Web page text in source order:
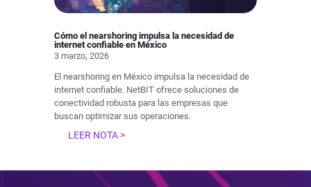
Cómo el nearshoring impulsa la necesidad de
internet confiable en México
3 marzo, 2026
El nearshoring en México impulsa la necesidad de
internet confiable. NetBIT ofrece soluciones de
conectividad robusta para las empresas que
buscan optimizar sus operaciones.
LEER NOTA >